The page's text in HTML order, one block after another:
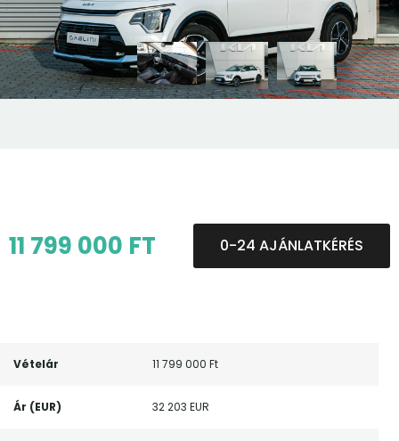
11 799 000 FT 0-24 AJÁNLATKÉRÉS
Vételár 11 799 000 Ft
Ár (EUR) 32 203 EUR